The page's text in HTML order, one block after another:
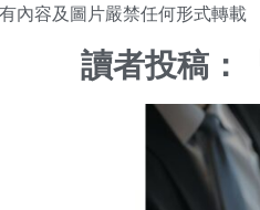
內容及圖片嚴禁任何形式轉載
讀者投稿：